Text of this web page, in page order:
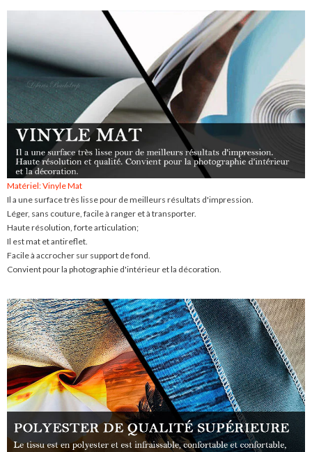
Matériel: Vinyle Mat
Il a une surface très lisse pour de meilleurs résultats d'impression.
Léger, sans couture, facile à ranger et à transporter.
Haute résolution, forte articulation;
Il est mat et antireflet.
Facile à accrocher sur support de fond.
Convient pour la photographie d'intérieur et la décoration.